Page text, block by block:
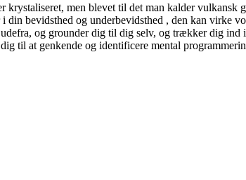
men blevet til det man kalder
bevidsthed og underbevidsthed , den kan virke
og grounder dig til dig selv, og trækker dig
til at genkende og identificere mental